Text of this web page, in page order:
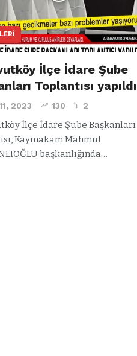
İlçe İdare Şube
Toplantısı yapıldı
2023 130 2
İlçe İdare Şube Başkanları
Kaymakam Mahmut
başkanlığında…